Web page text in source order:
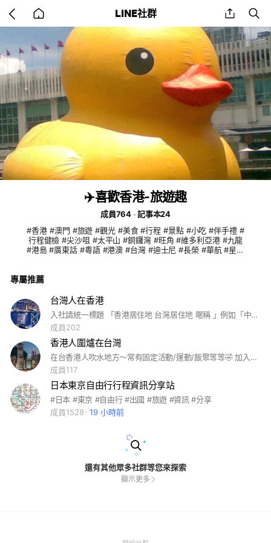
back
to
home
LINE社群 share
✈️喜歡香港-旅遊趣
成員764
記事本24
#香港 #澳門 #旅遊 #觀光 #美食 #行程 #景點 #小吃 #伴手禮 #
行程健檢 #尖沙咀 #太平山 #銅鑼灣 #旺角 #維多利亞港 #九龍
#港島 #廣東話 #粵語 #港澳 #台灣 #迪士尼 #長榮 #華航 #星宇
專屬推薦
台灣人在香港
入社請統一標題 「香港居住地 台灣居住地 暱稱 」例如「中環 台北 版主」
成員202
香港人圍爐在台灣
在台香港人吹水地方～常有固定活動/運動/飯聚等等🤣 加入請改名字+活躍出沒地區（例：新北-比卡超）（順序沒關係） #香港人 #在台 #圍爐取暖 #香港 #移民
成員117
日本東京自由行行程資訊分享站
#日本 #東京 #自由行 #出國 #旅遊 #資訊 #分享
成員1528
19 小時前
還有其他眾多社群等您來探索
顯示更多